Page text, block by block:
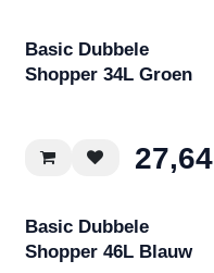
Basic Dubbele
Shopper 34L Groen
27,64
Basic Dubbele
Shopper 46L Blauw